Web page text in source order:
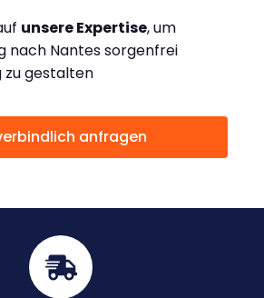
unsere Expertise, um
nach Nantes sorgenfrei
zu gestalten
anfragen